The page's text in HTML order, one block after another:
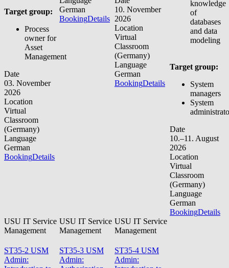
Target group:
Process
owner for
Asset
Management
Date
03. November
2026
Location
Virtual
Classroom
(Germany)
Language
German
BookingDetails
German
BookingDetails
10. November
2026
Location
Virtual
Classroom
(Germany)
Language
German
BookingDetails
knowledge
of
databases
and data
modeling
Target group:
System
managers
System
Date
10.–11. August
2026
Location
Virtual
Classroom
(Germany)
Language
German
BookingDetails
USU IT Service
Management
ST35-2 USM
Admin:
USU IT Service
Management
ST35-3 USM
Admin:
USU IT Service
Management
ST35-4 USM
Admin: